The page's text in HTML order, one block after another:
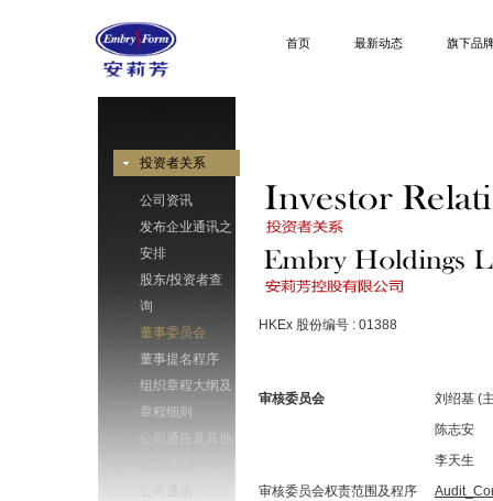
首页 最新动态 旗下品
投资者关系
公司资讯
发布企业通讯之
安排
股东/投资者查
询
董事委员会
董事提名程序
组织章程大纲及
章程细则
公司通告及其他
HKEx 股份编号 : 01388
审核委员会
刘绍基 (
陈志安
李天生
审核委员会权责范围及程序